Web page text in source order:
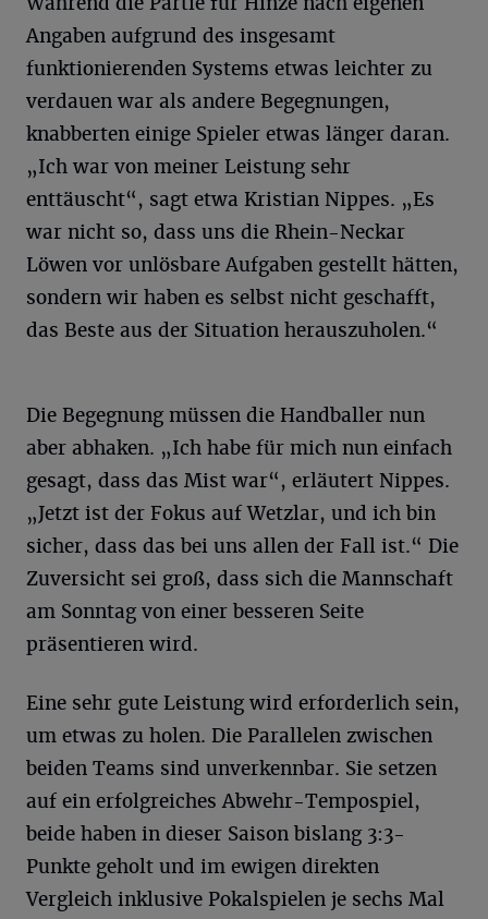
Angaben aufgrund des insgesamt
funktionierenden Systems etwas leichter zu
verdauen war als andere Begegnungen,
knabberten einige Spieler etwas länger daran.
„Ich war von meiner Leistung sehr
enttäuscht“, sagt etwa Kristian Nippes. „Es
war nicht so, dass uns die Rhein-Neckar
Löwen vor unlösbare Aufgaben gestellt hätten,
sondern wir haben es selbst nicht geschafft,
das Beste aus der Situation herauszuholen.“
Die Begegnung müssen die Handballer nun
aber abhaken. „Ich habe für mich nun einfach
gesagt, dass das Mist war“, erläutert Nippes.
„Jetzt ist der Fokus auf Wetzlar, und ich bin
sicher, dass das bei uns allen der Fall ist.“ Die
Zuversicht sei groß, dass sich die Mannschaft
am Sonntag von einer besseren Seite
präsentieren wird.
Eine sehr gute Leistung wird erforderlich sein,
um etwas zu holen. Die Parallelen zwischen
beiden Teams sind unverkennbar. Sie setzen
auf ein erfolgreiches Abwehr-Tempospiel,
beide haben in dieser Saison bislang 3:3-
Punkte geholt und im ewigen direkten
Vergleich inklusive Pokalspielen je sechs Mal